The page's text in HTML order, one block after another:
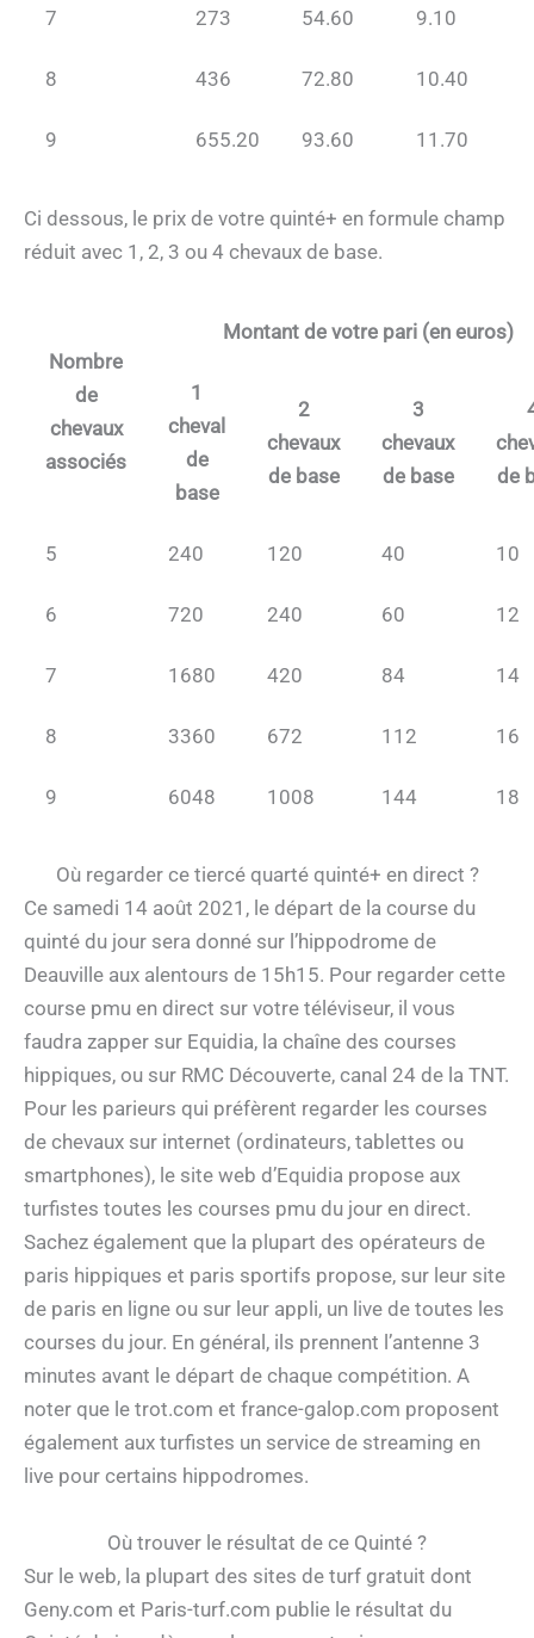
7 273 54.60 9.10
8 436 72.80 10.40
9 655.20 93.60 11.70
Ci dessous, le prix de votre quinté+ en formule champ
réduit avec 1, 2, 3 ou 4 chevaux de base.
Nombre
de
chevaux
associés
Montant de votre pari (en euros)
1
cheval
de
base
2
chevaux
de base
3
chevaux
de base
de
5 240 120 40 10
6 720 240 60 12
7 1680 420 84 14
8 3360 672 112 16
9 6048 1008 144 18
Où regarder ce tiercé quarté quinté+ en direct ?
Ce samedi 14 août 2021, le départ de la course du
quinté du jour sera donné sur l’hippodrome de
Deauville aux alentours de 15h15. Pour regarder cette
course pmu en direct sur votre téléviseur, il vous
faudra zapper sur Equidia, la chaîne des courses
hippiques, ou sur RMC Découverte, canal 24 de la TNT.
Pour les parieurs qui préfèrent regarder les courses
de chevaux sur internet (ordinateurs, tablettes ou
smartphones), le site web d’Equidia propose aux
turfistes toutes les courses pmu du jour en direct.
Sachez également que la plupart des opérateurs de
paris hippiques et paris sportifs propose, sur leur site
de paris en ligne ou sur leur appli, un live de toutes les
courses du jour. En général, ils prennent l’antenne 3
minutes avant le départ de chaque compétition. A
noter que le trot.com et france-galop.com proposent
également aux turfistes un service de streaming en
live pour certains hippodromes.
Où trouver le résultat de ce Quinté ?
Sur le web, la plupart des sites de turf gratuit dont
Geny.com et Paris-turf.com publie le résultat du